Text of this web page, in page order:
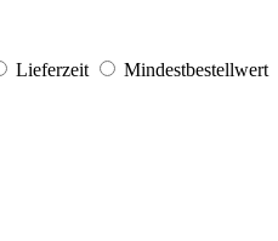
Lieferzeit
Mindestbestellwert